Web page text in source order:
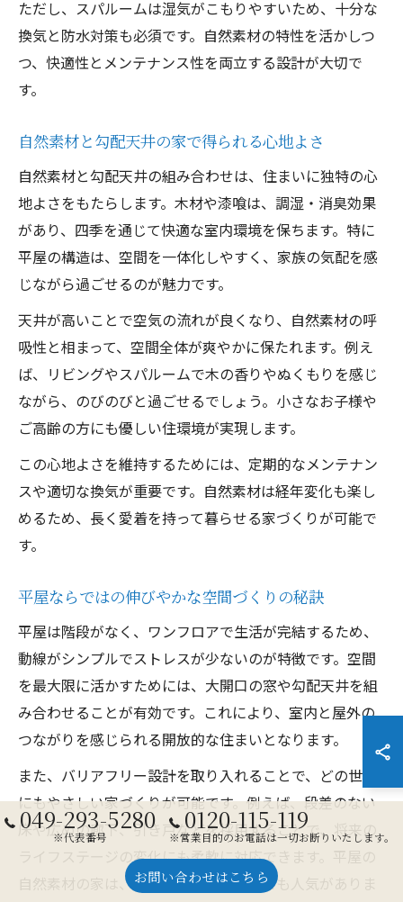
ただし、スパルームは湿気がこもりやすいため、十分な
換気と防水対策も必須です。自然素材の特性を活かしつ
つ、快適性とメンテナンス性を両立する設計が大切で
す。
自然素材と勾配天井の家で得られる心地よさ
自然素材と勾配天井の組み合わせは、住まいに独特の心
地よさをもたらします。木材や漆喰は、調湿・消臭効果
があり、四季を通じて快適な室内環境を保ちます。特に
平屋の構造は、空間を一体化しやすく、家族の気配を感
じながら過ごせるのが魅力です。
天井が高いことで空気の流れが良くなり、自然素材の呼
吸性と相まって、空間全体が爽やかに保たれます。例え
ば、リビングやスパルームで木の香りやぬくもりを感じ
ながら、のびのびと過ごせるでしょう。小さなお子様や
ご高齢の方にも優しい住環境が実現します。
この心地よさを維持するためには、定期的なメンテナン
スや適切な換気が重要です。自然素材は経年変化も楽し
めるため、長く愛着を持って暮らせる家づくりが可能で
す。
平屋ならではの伸びやかな空間づくりの秘訣
平屋は階段がなく、ワンフロアで生活が完結するため、
動線がシンプルでストレスが少ないのが特徴です。空間
を最大限に活かすためには、大開口の窓や勾配天井を組
み合わせることが有効です。これにより、室内と屋外の
つながりを感じられる開放的な住まいとなります。
また、バリアフリー設計を取り入れることで、どの世代
にもやさしい家づくりが可能です。例えば、段差のない
床や広めの廊下、引き戸などを採用することで、将来の
ライフステージの変化にも柔軟に対応できます。平屋の
自然素材の家は、別荘や終の棲家としても人気がありま
049-293-5280
※代表番号
0120-115-119
※営業目的のお電話は一切お断りいたします。
お問い合わせはこちら